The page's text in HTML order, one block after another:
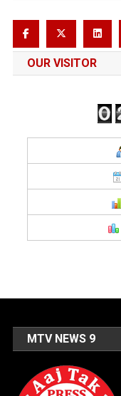
OUR VISITOR
MTV NEWS 9